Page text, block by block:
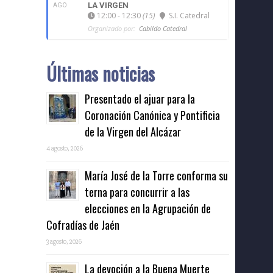
AGO
LA VIRGEN
12:00 - 12:30(15) S.I. Catedral
Organizado por: Cabildo Catedral
Últimas noticias
Presentado el ajuar para la
Coronación Canónica y Pontificia
de la Virgen del Alcázar
4 agosto, 2026
María José de la Torre conforma su
terna para concurrir a las
elecciones en la Agrupación de
Cofradías de Jaén
3 agosto, 2026
La devoción a la Buena Muerte